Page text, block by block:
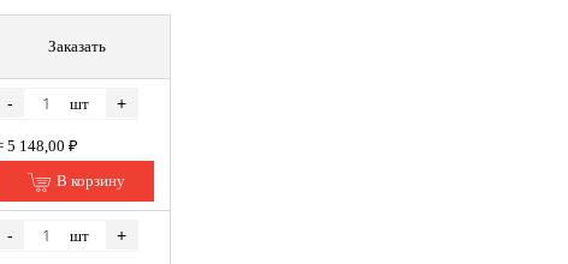
Заказать
- шт +
5 148,00 ₽
В корзину
- шт +